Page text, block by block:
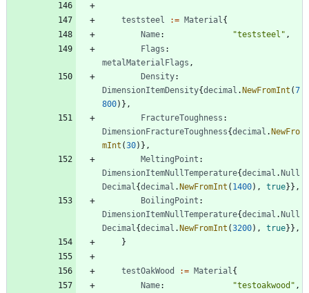
teststeel := Material{
Name: "teststeel" ,
Flags :
metalMaterialFlags ,
Density:
DimensionItemDensity{decimal . NewFromInt (7
800) } ,
FractureToughness :
DimensionFractureToughness{decimal . NewFro
mInt (30) } ,
MeltingPoint :
DimensionItemNullTemperature{decimal . Null
Decimal{decimal . NewFromInt ( 1400) , true} } ,
BoilingPoint :
DimensionItemNullTemperature{decimal . Null
Decimal{decimal . NewFromInt (3200) , true} } ,
}
testOakWood := Material{
Name: "testoakwood" ,